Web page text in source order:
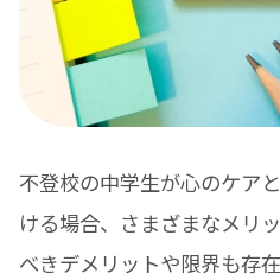
不登校の中学生が心のケア
ける場合、さまざまなメリ
べきデメリットや限界も存在